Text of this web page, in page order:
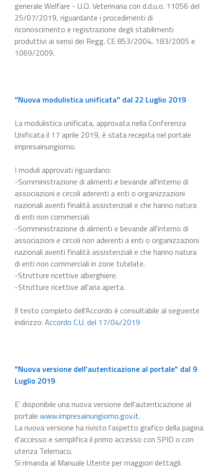
generale Welfare - U.O. Veterinaria con d.d.u.o. 11056 del
25/07/2019, riguardante i procedimenti di
riconoscimento e registrazione degli stabilimenti
produttivi ai sensi dei Regg. CE 853/2004, 183/2005 e
1069/2009.
"Nuova modulistica unificata" dal 22 Luglio 2019
La modulistica unificata, approvata nella Conferenza
Unificata il 17 aprile 2019, è stata recepita nel portale
impresainungiorno.
I moduli approvati riguardano:
-Somministrazione di alimenti e bevande all'interno di
associazioni e circoli aderenti a enti o organizzazioni
nazionali aventi finalità assistenziali e che hanno natura
di enti non commerciali.
-Somministrazione di alimenti e bevande all'interno di
associazioni e circoli non aderenti a enti o organizzazioni
nazionali aventi finalità assistenziali e che hanno natura
di enti non commerciali in zone tutelate.
-Strutture ricettive alberghiere.
-Strutture ricettive all'aria aperta.
Il testo completo dell’Accordo è consultabile al seguente
indirizzo: Accordo C.U. del 17/04/2019
"Nuova versione dell'autenticazione al portale" dal 9
Luglio 2019
E' disponibile una nuova versione dell'autenticazione al
portale www.impresainungiorno.gov.it.
La nuova versione ha rivisto l'aspetto grafico della pagina
d'accesso e semplifica il primo accesso con SPID o con
utenza Telemaco.
Si rimanda al Manuale Utente per maggiori dettagli.